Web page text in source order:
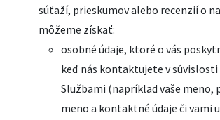
súťaží, prieskumov alebo recenzií o
môžeme získať:
osobné údaje, ktoré o vás
keď nás kontaktujete v súvislosti
Službami (napríklad vaše meno,
meno a kontaktné údaje či vami